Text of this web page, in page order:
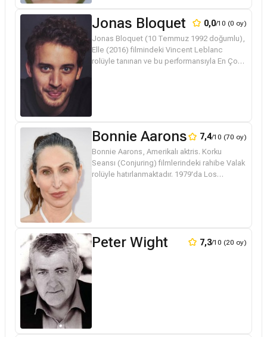
Jonas Bloquet 0,0/10 (0 oy)
Jonas Bloquet (10 Temmuz 1992 doğumlu),
Elle (2016) filmindeki Vincent Leblanc
rolüyle tanınan ve bu performansıyla En Çok
Bonnie Aarons 7,4/10 (70 oy)
Bonnie Aarons, Amerikalı aktris. Korku
Seansı (Conjuring) filmlerindeki rahibe Valak
rolüyle hatırlanmaktadır. 1979'da Los
Peter Wight 7,3/10 (20 oy)